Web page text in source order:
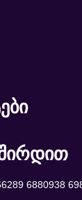
6880938